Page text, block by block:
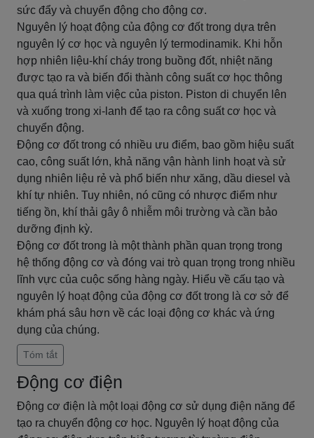
sức đẩy và chuyển động cho động cơ.
Nguyên lý hoạt động của động cơ đốt trong dựa trên
nguyên lý cơ học và nguyên lý termodinamik. Khi hỗn
hợp nhiên liệu-khí cháy trong buồng đốt, nhiệt năng
được tạo ra và biến đổi thành công suất cơ học thông
qua quá trình làm việc của piston. Piston di chuyển lên
và xuống trong xi-lanh để tạo ra công suất cơ học và
chuyển động.
Động cơ đốt trong có nhiều ưu điểm, bao gồm hiệu suất
cao, công suất lớn, khả năng vận hành linh hoạt và sử
dụng nhiên liệu rẻ và phổ biến như xăng, dầu diesel và
khí tự nhiên. Tuy nhiên, nó cũng có nhược điểm như
tiếng ồn, khí thải gây ô nhiễm môi trường và cần bảo
dưỡng định kỳ.
Động cơ đốt trong là một thành phần quan trọng trong
hệ thống động cơ và đóng vai trò quan trọng trong nhiều
lĩnh vực của cuộc sống hàng ngày. Hiểu về cấu tạo và
nguyên lý hoạt động của động cơ đốt trong là cơ sở để
khám phá sâu hơn về các loại động cơ khác và ứng
dụng của chúng.
Tóm tắt
Động cơ điện
Động cơ điện là một loại động cơ sử dụng điện năng để
tạo ra chuyển động cơ học. Nguyên lý hoạt động của